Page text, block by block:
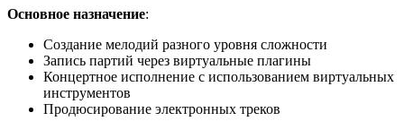
Основное назначение:
Создание мелодий разного уровня сложности
Запись партий через виртуальные плагины
Концертное исполнение с использованием виртуальных
инструментов
Продюсирование электронных треков